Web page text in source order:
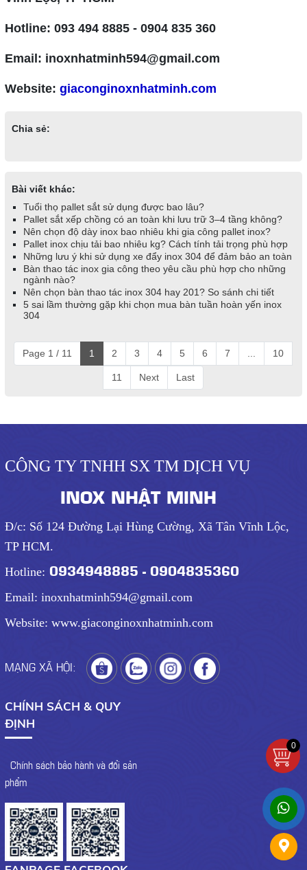
Hotline: 093 494 8885 - 0904 835 360
Email: inoxnhatminh594@gmail.com
Website: giaconginoxnhatminh.com
Chia sẻ:
Bài viết khác:
Tuổi thọ pallet sắt sử dụng được bao lâu?
Pallet sắt xếp chồng có an toàn khi lưu trữ 3–4 tầng không?
Nên chọn độ dày inox bao nhiêu khi gia công pallet inox?
Pallet inox chịu tải bao nhiêu kg? Cách tính tải trọng phù hợp
Những lưu ý khi sử dụng xe đẩy inox 304 để đảm bảo an toàn
Bàn thao tác inox gia công theo yêu cầu phù hợp cho những
ngành nào?
Nên chọn bàn thao tác inox 304 hay 201? So sánh chi tiết
5 sai lầm thường gặp khi chọn mua bàn tuần hoàn yến inox
304
Page 1 / 11 1 2 3 4 5 6 7 ... 10
11 Next Last
CÔNG TY TNHH SX TM DỊCH VỤ
INOX NHẬT MINH
Đ/c: Số 124 Đường Lại Hùng Cường, Xã Tân Vĩnh Lộc,
TP HCM.
Hotline: 0934948885 - 0904835360
Email: inoxnhatminh594@gmail.com
Website: www.giaconginoxnhatminh.com
MẠNG XÃ HỘI:
CHÍNH SÁCH & QUY
ĐỊNH
- Chính sách bảo hành và đổi sản
phẩm
0